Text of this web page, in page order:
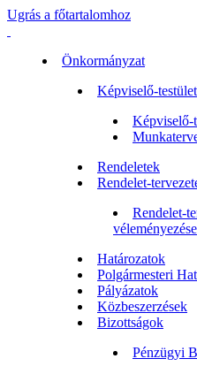
Ugrás a főtartalomhoz
Önkormányzat
Képviselő-testület
Képviselő-
Rendeletek
Rendelet-
Rendelet-
véleményezése
Határozatok
Polgármesteri
Pályázatok
Közbeszerzések
Bizottságok
Pénzügyi